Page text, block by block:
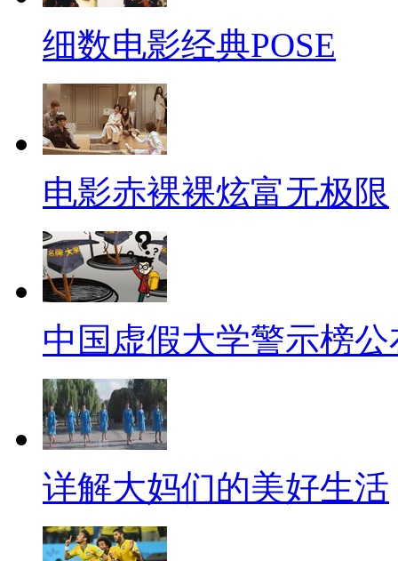
直就是火上浇油，最好的办法
吐槽那些开车比她好以及没她
你说要你干嘛？
最后，以上条文如果与宪法
效。小伙伴们明白了吗？
【口播】当然了，这个所谓
一下列举出来的，但是也确实
家庭和睦，让我们都好好爱护
【0722吐槽】
遇到漂亮美女搭讪一定要小
豪车，再给你一大笔钱，然后
娶她过日子，最后你要啥有啥
懒做的废人！真是想想都可怕啊
【2050来中国打工】
细数电影经典POSE
电影赤裸裸炫富无极限
中国虚假大学警示榜公
详解大妈们的美好生活